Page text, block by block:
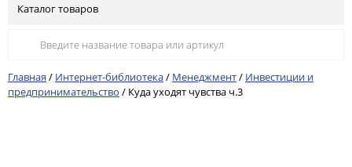
Каталог товаров
Главная / Интернет-библиотека/ Менеджмент/ Инвестиции и
предпринимательство / Куда уходят чувства ч.3